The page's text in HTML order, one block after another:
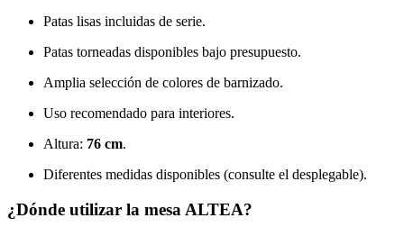
Patas lisas incluidas de serie.
Patas torneadas disponibles bajo presupuesto.
Amplia selección de colores de barnizado.
Uso recomendado para interiores.
Altura: 76 cm.
Diferentes medidas disponibles (consulte el desplegable).
¿Dónde utilizar la mesa ALTEA?